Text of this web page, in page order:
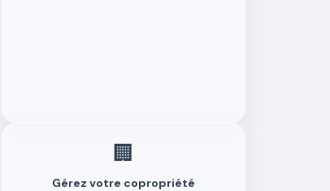
🏢
Gérez votre copropriété